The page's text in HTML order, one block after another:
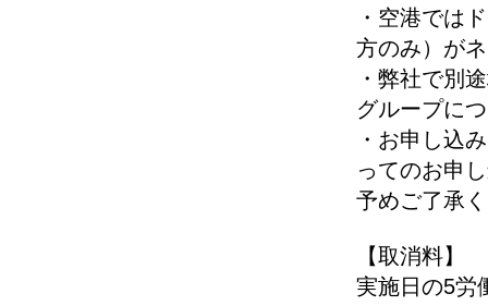
・空港では
方のみ）が
・弊社で別
グループに
・お申し込
ってのお申
予めご了承
【取消料】
実施日の5